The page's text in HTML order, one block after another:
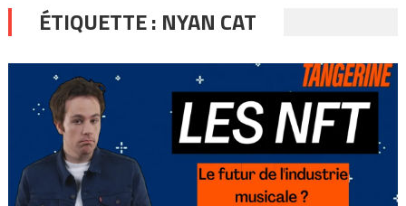
ÉTIQUETTE : NYAN CAT